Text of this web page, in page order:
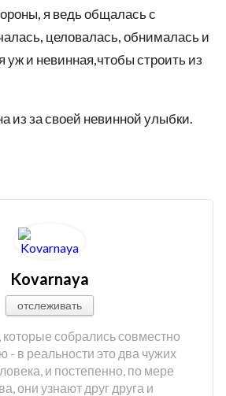
я ведь общалась с
целовалась, обнималась и
уж и невинная,чтобы строить из
из за своей невинной улыбки.
Kovarnaya
отслеживать
которые собрались совместно
- в реальности это два чужих
и постепенно, по мере
они узнают друг друга и